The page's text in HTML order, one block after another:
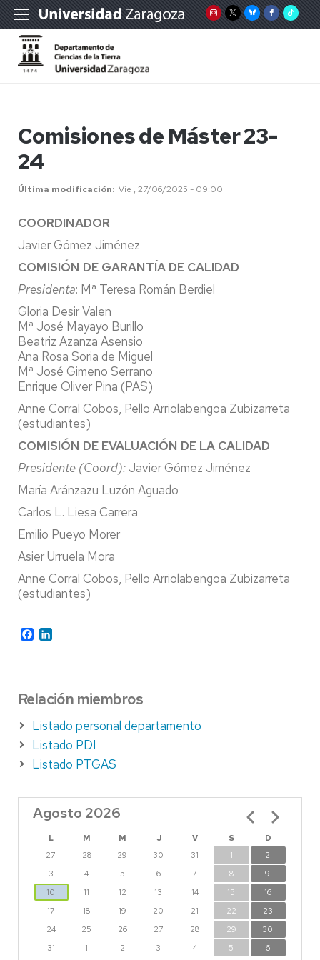
Comisiones de Máster 23-
24
Última modificación Vie , 27/06/2025 - 09:00
COORDINADOR
Javier Gómez Jiménez
COMISIÓN DE GARANTÍA DE CALIDAD
Presidenta: Mª Teresa Román Berdiel
Gloria Desir Valen
Mª José Mayayo Burillo
Beatriz Azanza Asensio
Ana Rosa Soria de Miguel
Mª José Gimeno Serrano
Enrique Oliver Pina (PAS)
Anne Corral Cobos, Pello Arriolabengoa Zubizarreta
(estudiantes)
COMISIÓN DE EVALUACIÓN DE LA CALIDAD
Presidente (Coord):Javier Gómez Jiménez
María Aránzazu Luzón Aguado
Carlos L. Liesa Carrera
Emilio Pueyo Morer
Asier Urruela Mora
Anne Corral Cobos, Pello Arriolabengoa Zubizarreta
(estudiantes)
Facebook
Relación miembros
Listado personal departamento
Listado PDI
Listado PTGAS
Agosto 2026
L M M J V S
D
27
28 29 30 31 1
2
3
4 5 6 7 8
9
10
11 12 13 14 15
16
17
18 19 20 21 22
23
24
25 26 27 28 29
30
31
1 2 3 4 5 6
Paginación